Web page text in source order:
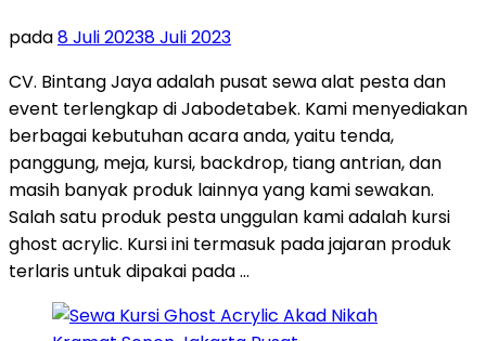
pada8 Juli 20238 Juli 2023
CV. Bintang Jaya adalah pusat sewa alat pesta dan
event terlengkap di Jabodetabek. Kami menyediakan
berbagai kebutuhan acara anda, yaitu tenda,
panggung, meja, kursi, backdrop, tiang antrian, dan
masih banyak produk lainnya yang kami sewakan.
Salah satu produk pesta unggulan kami adalah kursi
ghost acrylic. Kursi ini termasuk pada jajaran produk
terlaris untuk dipakai pada …